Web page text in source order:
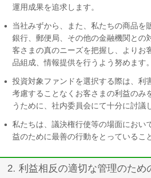
運用成果を追求します。
当社みずから、また、私たちの商品を
銀行、郵便局、その他の金融機関との
客さまの真のニーズを把握し、よりお
品組成、情報提供を行うよう努めます。
投資対象ファンドを選択する際は、利
考慮することなくお客さまの利益のみ
うために、社内委員会にて十分に討議
私たちは、議決権行使等の場面におい
益のために最善の行動をとっているこ
2. 利益相反の適切な管理のため